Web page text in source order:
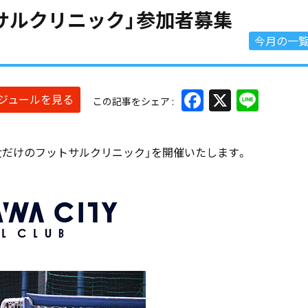
クリニック」参加者募集
今月の一
ュールを見る この記事をシェア Facebook
X Line
けのフットサルクリニック」を開催いたします。